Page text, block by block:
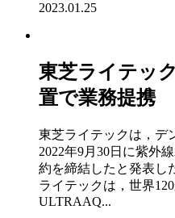
2023.01.25
東芝ライテッ
置で業務提携
東芝ライテックは，デ
2022年9月30日に紫外
約を締結したと発表し
ライテックは，世界
ULTRAAQ...